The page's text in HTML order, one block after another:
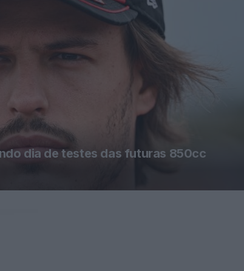
dia de testes das futuras 850cc